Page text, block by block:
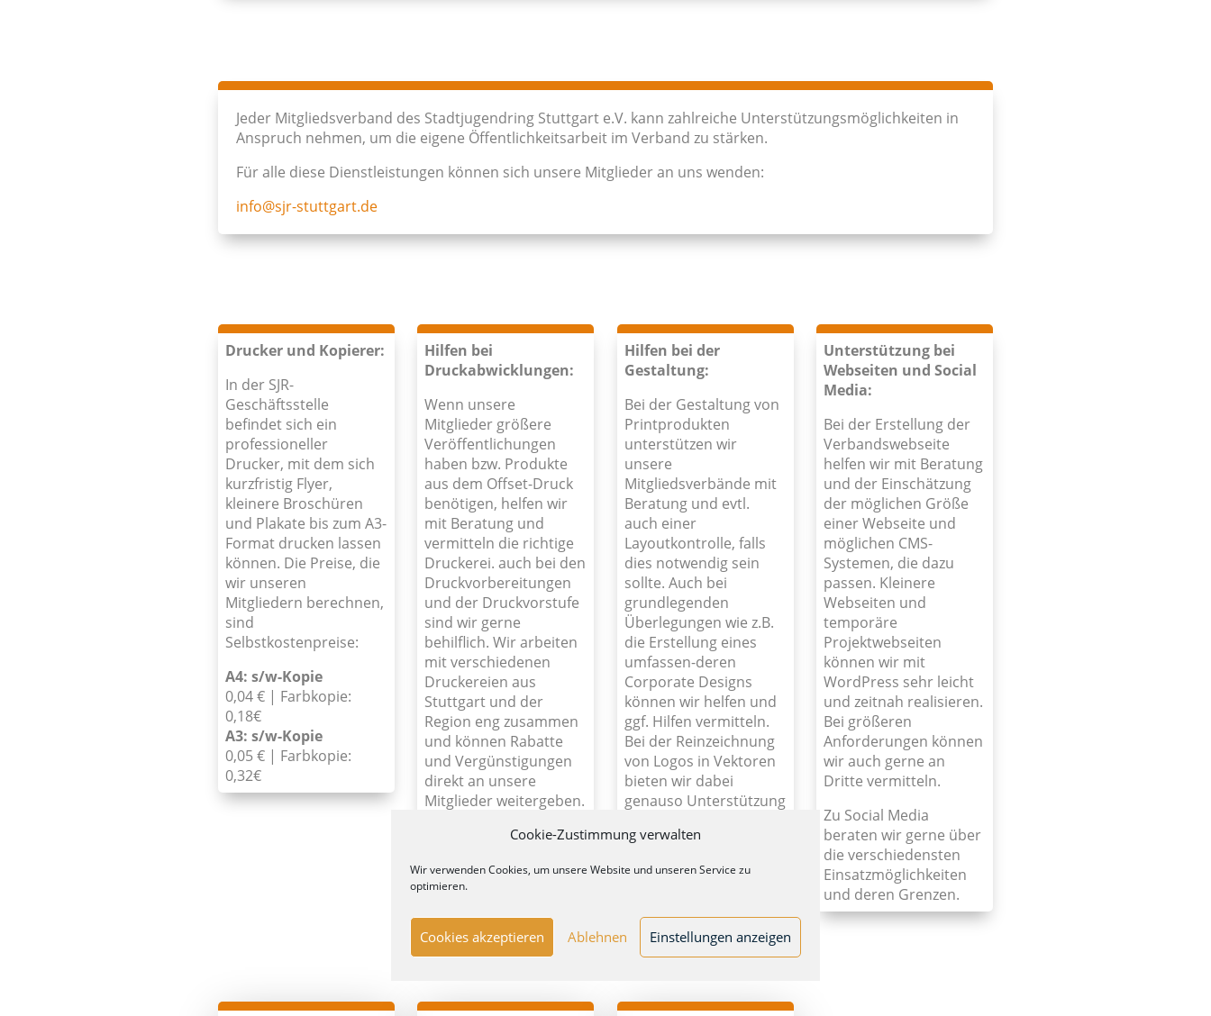
Cookie-Zustimmung verwalten
Wir verwenden Cookies, um unsere Website und unseren Service zu
optimieren.
Cookies akzeptieren Ablehnen Einstellungen anzeigen
Jeder Mitgliedsverband des Stadtjugendring Stuttgart e.V. kann zahlreiche Unterstützungsmöglichkeiten in
Anspruch nehmen, um die eigene Öffentlichkeitsarbeit im Verband zu stärken.
Für alle diese Dienstleistungen können sich unsere Mitglieder an uns wenden:
info@sjr-stuttgart.de
Drucker und Kopierer:
In der SJR-
Geschäftsstelle
befindet sich ein
professioneller
Drucker, mit dem sich
kurzfristig Flyer,
kleinere Broschüren
und Plakate bis zum A3-
Format drucken lassen
können. Die Preise, die
wir unseren
Mitgliedern berechnen,
sind
Selbstkostenpreise:
A4: s/w-Kopie
0,04 € | Farbkopie:
0,18€
A3: s/w-Kopie
0,05 € | Farbkopie:
0,32€
Hilfen bei
Druckabwicklungen:
Wenn unsere
Mitglieder größere
Veröffentlichungen
haben bzw. Produkte
aus dem Offset-Druck
benötigen, helfen wir
mit Beratung und
vermitteln die richtige
Druckerei. auch bei den
Druckvorbereitungen
und der Druckvorstufe
sind wir gerne
behilflich. Wir arbeiten
mit verschiedenen
Druckereien aus
Stuttgart und der
Region eng zusammen
und können Rabatte
und Vergünstigungen
direkt an unsere
Mitglieder weitergeben.
Hilfen bei der
Gestaltung:
Bei der Gestaltung von
Printprodukten
unterstützen wir
unsere
Mitgliedsverbände mit
Beratung und evtl.
auch einer
Layoutkontrolle, falls
dies notwendig sein
sollte. Auch bei
grundlegenden
Überlegungen wie z.B.
die Erstellung eines
umfassen-deren
Corporate Designs
können wir helfen und
ggf. Hilfen vermitteln.
Bei der Reinzeichnung
von Logos in Vektoren
bieten wir dabei
genauso Unterstützung
Geschäftsausstattung
Visitenkarten usw.
Unterstützung bei
Webseiten und Social
Media:
Bei der Erstellung der
Verbandswebseite
helfen wir mit Beratung
und der Einschätzung
der möglichen Größe
einer Webseite und
möglichen CMS-
Systemen, die dazu
passen. Kleinere
Webseiten und
temporäre
Projektwebseiten
können wir mit
WordPress sehr leicht
und zeitnah realisieren.
Bei größeren
Anforderungen können
wir auch gerne an
Dritte vermitteln.
Zu Social Media
beraten wir gerne über
die verschiedensten
Einsatzmöglichkeiten
und deren Grenzen.